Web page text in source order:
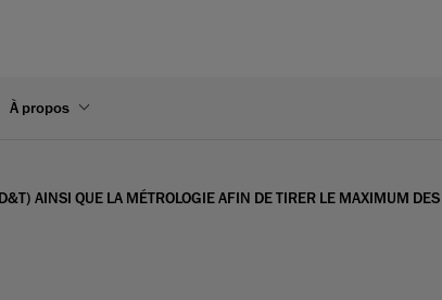
À propos
AINSI QUE LA MÉTROLOGIE AFIN DE TIRER LE MAXIMUM